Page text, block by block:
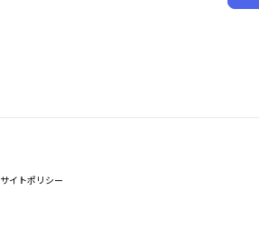
サイトポリシー